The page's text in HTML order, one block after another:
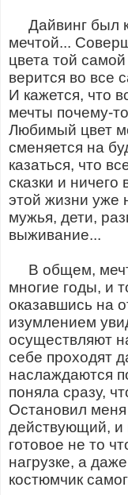
Дайвинг был
мечтой...
цвета той
верится во все
И кажется, что
мечты почему-
Любимый цвет
сменяется на
казаться, что
сказки и
этой жизни уже
мужья, дети,
выживание...
В общем,
многие годы, и
оказавшись на
изумлением
осуществляют
себе проходят
наслаждаются
поняла сразу,
Остановил
действующий, и
готовое не то
нагрузке, а
костюмчик